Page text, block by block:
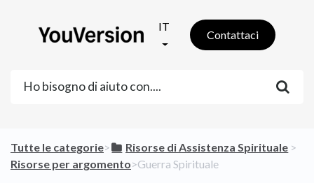
IT
Contattaci
Tutte le categorie​>​ ​Risorse di Assistenza Spirituale ​ > ​
Risorse per argomento​>​ Guerra Spirituale